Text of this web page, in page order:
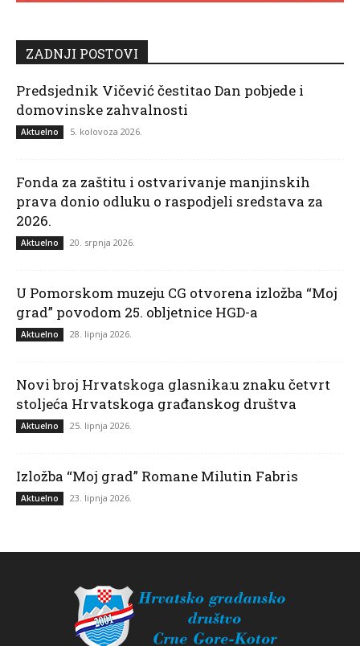
ZADNJI POSTOVI
Predsjednik Vičević čestitao Dan pobjede i
domovinske zahvalnosti
Aktuelno 5. kolovoza 2026.
Fonda za zaštitu i ostvarivanje manjinskih
prava donio odluku o raspodjeli sredstava za
2026.
Aktuelno 20. srpnja 2026.
U Pomorskom muzeju CG otvorena izložba “Moj
grad” povodom 25. obljetnice HGD-a
Aktuelno 28. lipnja 2026.
Novi broj Hrvatskoga glasnika:u znaku četvrt
stoljeća Hrvatskoga građanskog društva
Aktuelno 25. lipnja 2026.
Izložba “Moj grad” Romane Milutin Fabris
Aktuelno 23. lipnja 2026.